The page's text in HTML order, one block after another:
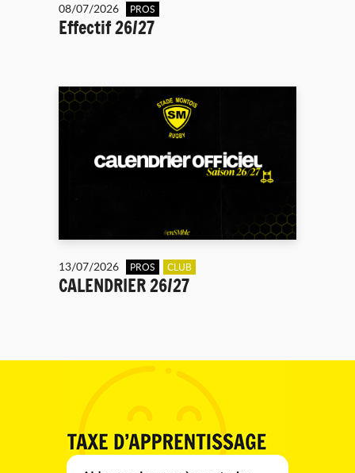
08/07/2026 PROS
Effectif 26/27
13/07/2026 PROS CLUB
CALENDRIER 26/27